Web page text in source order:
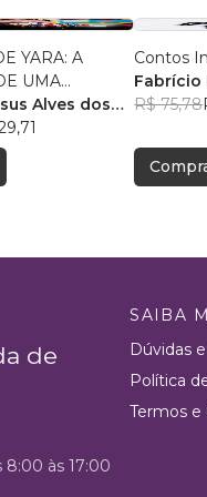
YARA: A
UMA
Alves dos
Contos
Fabrício
R$ 75,78
de
SAIBA
Dúvidas
Política
Termos e
8:00 às 17:00